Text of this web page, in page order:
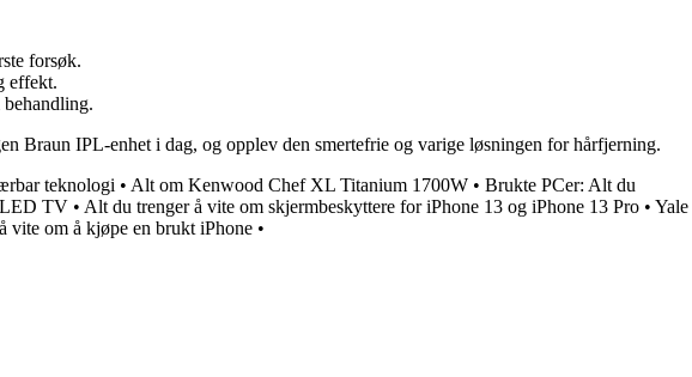
forsøk.
effekt.
Braun IPL-enhet i dag, og opplev den smertefrie og varige løsningen for hårfjerning.
teknologi • Alt om Kenwood Chef XL Titanium 1700W • Brukte PCer: Alt du
TV • Alt du trenger å vite om skjermbeskyttere for iPhone 13 og iPhone 13 Pro • Yale
vite om å kjøpe en brukt iPhone •